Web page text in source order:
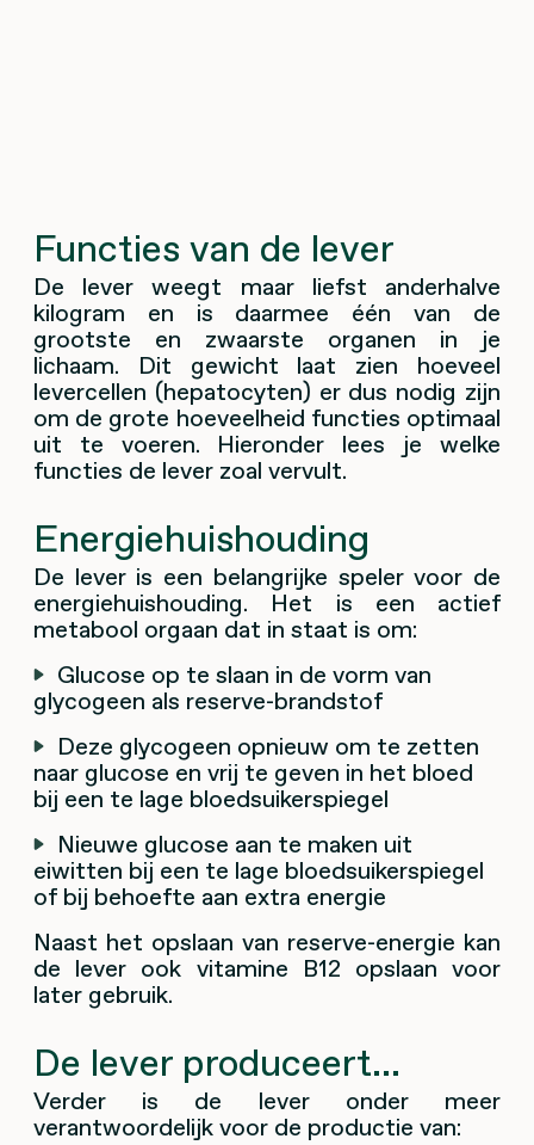
Functies van de lever
De lever weegt maar liefst anderhalve
kilogram en is daarmee één van de
grootste en zwaarste organen in je
lichaam. Dit gewicht laat zien hoeveel
levercellen (hepatocyten) er dus nodig zijn
om de grote hoeveelheid functies optimaal
uit te voeren. Hieronder lees je welke
functies de lever zoal vervult.
Energiehuishouding
De lever is een belangrijke speler voor de
energiehuishouding. Het is een actief
metabool orgaan dat in staat is om:
Glucose op te slaan in de vorm van
glycogeen als reserve-brandstof
Deze glycogeen opnieuw om te zetten
naar glucose en vrij te geven in het bloed
bij een te lage bloedsuikerspiegel
Nieuwe glucose aan te maken uit
eiwitten bij een te lage bloedsuikerspiegel
of bij behoefte aan extra energie
Naast het opslaan van reserve-energie kan
de lever ook vitamine B12 opslaan voor
later gebruik.
De lever produceert...
Verder is de lever onder meer
verantwoordelijk voor de productie van: